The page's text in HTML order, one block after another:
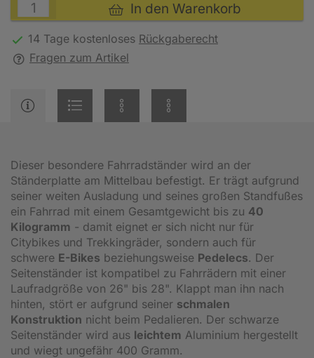
In den Warenkorb
14 Tage kostenloses Rückgaberecht
Fragen zum Artikel
Dieser besondere Fahrradständer wird an der
Ständerplatte am Mittelbau befestigt. Er trägt aufgrund
seiner weiten Ausladung und seines großen Standfußes
ein Fahrrad mit einem Gesamtgewicht bis zu 40
Kilogramm - damit eignet er sich nicht nur für
Citybikes und Trekkingräder, sondern auch für
schwere E-Bikes beziehungsweise Pedelecs. Der
Seitenständer ist kompatibel zu Fahrrädern mit einer
Laufradgröße von 26" bis 28". Klappt man ihn nach
hinten, stört er aufgrund seiner schmalen
Konstruktion nicht beim Pedalieren. Der schwarze
Seitenständer wird aus leichtem Aluminium hergestellt
und wiegt ungefähr 400 Gramm.